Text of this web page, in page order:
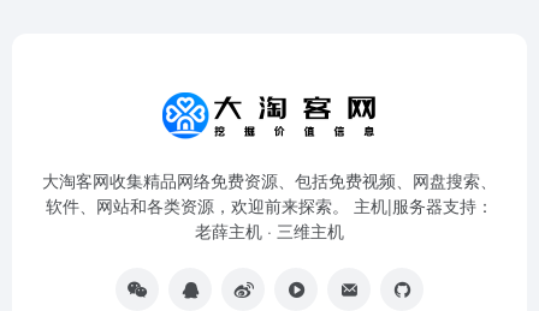
大淘客网收集精品网络免费资源、包括免费视频、网盘搜索、
软件、网站和各类资源，欢迎前来探索。 主机|服务器支持：
老薛主机 · 三维主机